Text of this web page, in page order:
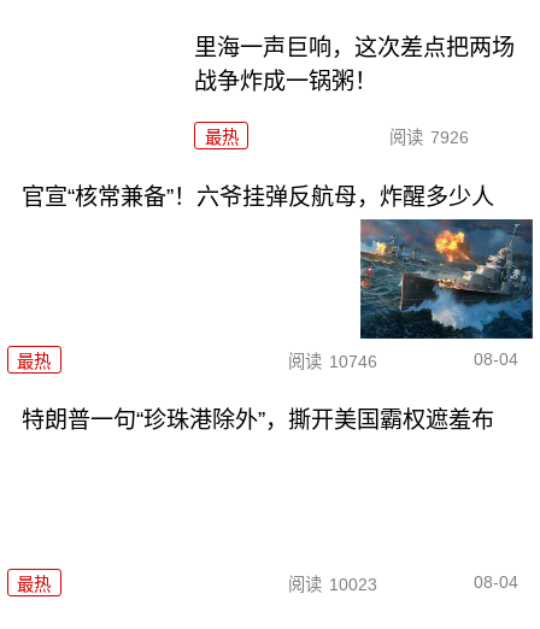
里海一声巨响，这次差点把两场
战争炸成一锅粥！
最热 阅读 7926
官宣“核常兼备”！六爷挂弹反航母，炸醒多少人
最热 阅读 10746 08-04
特朗普一句“珍珠港除外”，撕开美国霸权遮羞布
最热 阅读 10023 08-04